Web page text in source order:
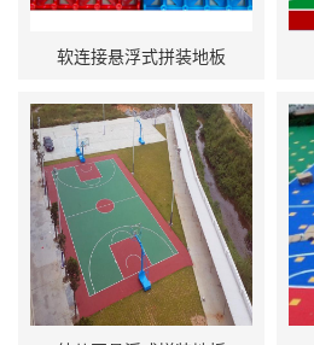
软连接悬浮式拼装地板